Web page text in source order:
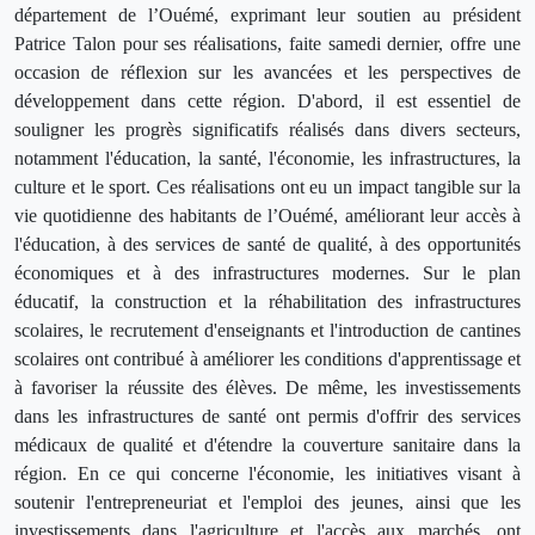
département de l’Ouémé, exprimant leur soutien au président
Patrice Talon pour ses réalisations, faite samedi dernier, offre une
occasion de réflexion sur les avancées et les perspectives de
développement dans cette région. D'abord, il est essentiel de
souligner les progrès significatifs réalisés dans divers secteurs,
notamment l'éducation, la santé, l'économie, les infrastructures, la
culture et le sport. Ces réalisations ont eu un impact tangible sur la
vie quotidienne des habitants de l’Ouémé, améliorant leur accès à
l'éducation, à des services de santé de qualité, à des opportunités
économiques et à des infrastructures modernes. Sur le plan
éducatif, la construction et la réhabilitation des infrastructures
scolaires, le recrutement d'enseignants et l'introduction de cantines
scolaires ont contribué à améliorer les conditions d'apprentissage et
à favoriser la réussite des élèves. De même, les investissements
dans les infrastructures de santé ont permis d'offrir des services
médicaux de qualité et d'étendre la couverture sanitaire dans la
région. En ce qui concerne l'économie, les initiatives visant à
soutenir l'entrepreneuriat et l'emploi des jeunes, ainsi que les
investissements dans l'agriculture et l'accès aux marchés, ont